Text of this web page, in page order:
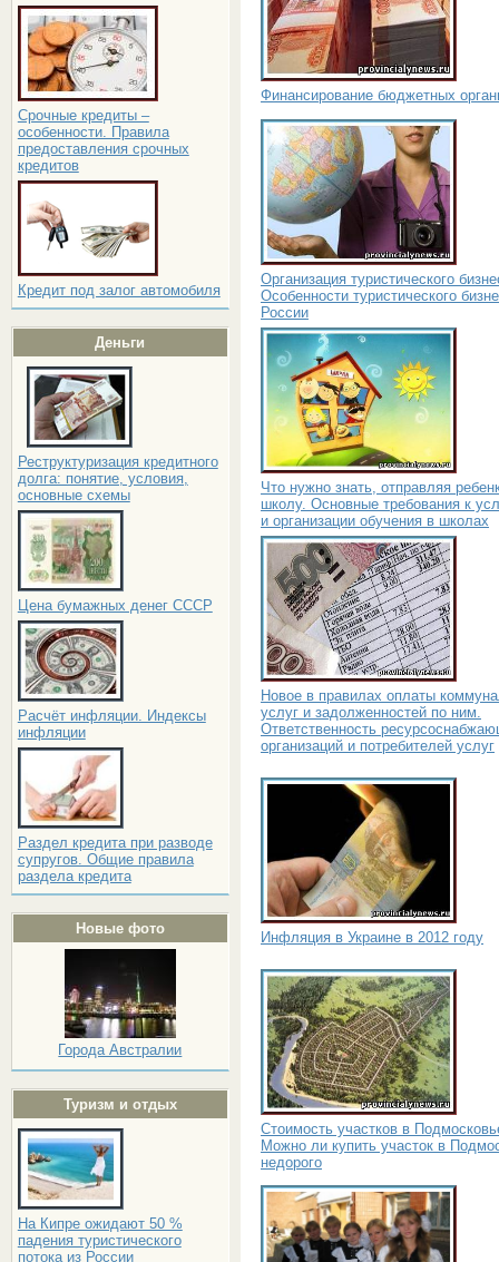
Срочные кредиты –
особенности. Правила
предоставления срочных
кредитов
Кредит под залог автомобиля
Деньги
Реструктуризация кредитного
долга: понятие, условия,
основные схемы
Цена бумажных денег СССР
Расчёт инфляции. Индексы
инфляции
Раздел кредита при разводе
супругов. Общие правила
раздела кредита
Новые фото
Города Австралии
Туризм и отдых
На Кипре ожидают 50 %
падения туристического
потока из России
Финансирование бюджетных
Организация туристического
Особенности туристического
России
Что нужно знать, отправляя
школу. Основные требования к
и организации обучения в школах
Новое в правилах оплаты
услуг и задолженностей по ним.
Ответственность
организаций и потребителей услуг
Инфляция в Украине в 2012 году
Стоимость участков в
Можно ли купить участок в
недорого